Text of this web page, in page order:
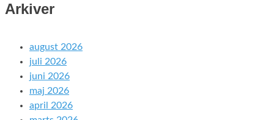
Arkiver
august 2026
juli 2026
juni 2026
maj 2026
april 2026